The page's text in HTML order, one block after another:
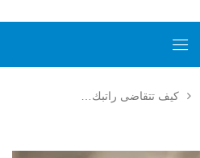
كيف تتقاضى راتبك…